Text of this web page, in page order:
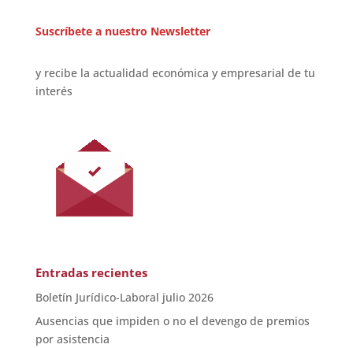
Suscríbete a nuestro Newsletter
y recibe la actualidad económica y empresarial de tu
interés
Entradas recientes
Boletín Jurídico-Laboral julio 2026
Ausencias que impiden o no el devengo de premios
por asistencia